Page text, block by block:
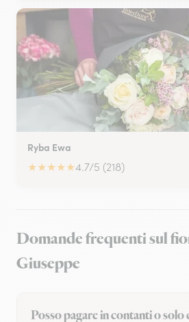
Ryba Ewa
★★★★★4.7/5 (218)
Domande frequenti sul
Giuseppe
Posso pagare in contanti o solo